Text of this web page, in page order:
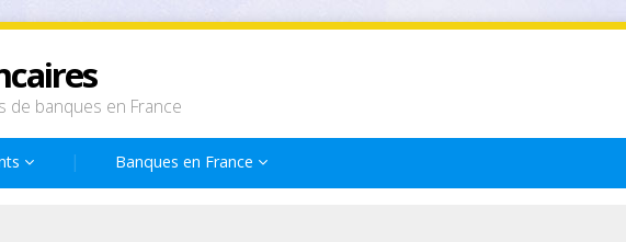
banques en France
Banques en France